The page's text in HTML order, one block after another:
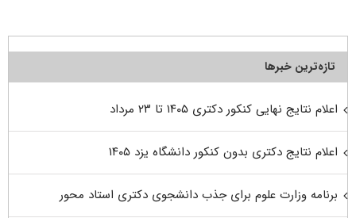
تازه‌ترین خبرها
اعلام نتایج نهایی کنکور دکتری ۱۴۰۵ تا ۲۳ مرداد
اعلام نتایج دکتری بدون کنکور دانشگاه یزد ۱۴۰۵
برنامه وزارت علوم برای جذب دانشجوی دکتری استاد محور